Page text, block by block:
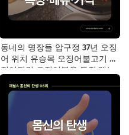
동네의 명장들 압구정 37년 오징
어 위치 유승목 오징어불고기 오
징어튀김 오징어볶음 특징·메뉴·